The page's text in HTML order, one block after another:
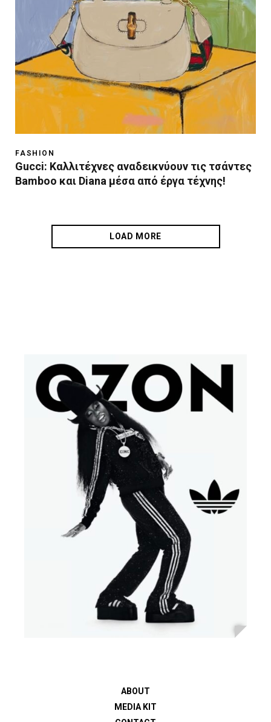
FASHION
Gucci: Καλλιτέχνες αναδεικνύουν τις τσάντες
Bamboo και Diana μέσα από έργα τέχνης!
LOAD MORE
ABOUT
MEDIA KIT